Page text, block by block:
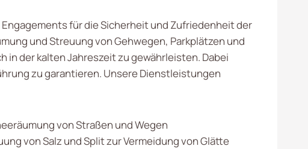
für die Sicherheit und Zufriedenheit der
und Streuung von Gehwegen, Parkplätzen und
in der kalten Jahreszeit zu gewährleisten. Dabei
zu garantieren. Unsere Dienstleistungen
von Straßen und Wegen
von Salz und Split zur Vermeidung von Glätte